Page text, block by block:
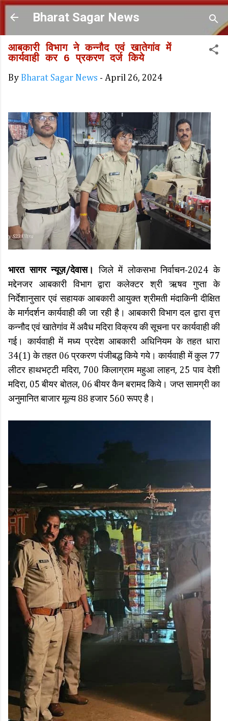
Skip to main content
Bharat Sagar News
आबकारी विभाग ने कन्नौद एवं खातेगांव में
कार्यवाही कर 6 प्रकरण दर्ज किये
By Bharat Sagar News - April 26, 2024
भारत सागर न्यूज़/देवास।जिले में लोकसभा निर्वाचन-2024 के
मद्देनजर आबकारी विभाग द्वारा कलेक्‍टर श्री ऋषव गुप्‍ता के
निर्देशानुसार एवं सहायक आबकारी आयुक्त श्रीमती मंदाकिनी दीक्षित
के मार्गदर्शन कार्यवाही की जा रही है। आबकारी विभाग दल द्वारा वृत्त
कन्नौद एवं खातेगांव में अवैध मदिरा विक्रय की सूचना पर कार्यवाही की
गई। कार्यवाही में मध्य प्रदेश आबकारी अधिनियम के तहत धारा
34(1) के तहत 06 प्रकरण पंजीबद्ध किये गये। कार्यवाही में कुल 77
लीटर हाथभट्टी मदिरा, 700 किलाग्राम महुआ लाहन, 25 पाव देशी
मदिरा, 05 बीयर बोतल, 06 बीयर कैन बरामद किये। जप्‍त सामग्री का
अनुमानित बाजार मूल्‍य 88 हजार 560 रूपए है।